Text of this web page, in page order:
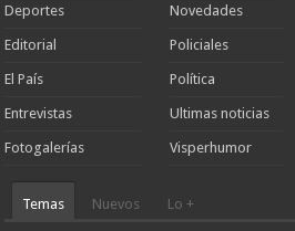
Deportes
Editorial
El País
Entrevistas
Fotogalerías
Novedades
Policiales
Política
Ultimas noticias
Visperhumor
Temas Nuevos Lo +